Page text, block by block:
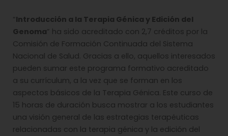
“Introducción a la Terapia Génica y Edición del
Genoma” ha sido acreditado con 2,7 créditos por la
Comisión de Formación Continuada del Sistema
Nacional de Salud. Gracias a ello, aquellos interesados
pueden sumar este programa formativo acreditado
a su currículum, a la vez que se forman en los
aspectos básicos de la Terapia Génica. Este curso de
15 horas de duración busca mostrar a los estudiantes
una visión general de las estrategias terapéuticas
relacionadas con la terapia génica y la edición del